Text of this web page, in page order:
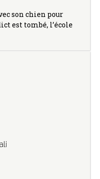
son chien pour
est tombé, l’école